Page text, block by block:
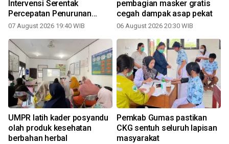
Intervensi Serentak
Percepatan Penurunan
Stunting 2026
07 August 2026 19:40 WIB
pembagian masker gratis
cegah dampak asap pekat
06 August 2026 20:30 WIB
UMPR latih kader posyandu
olah produk kesehatan
berbahan herbal
Pemkab Gumas pastikan
CKG sentuh seluruh lapisan
masyarakat